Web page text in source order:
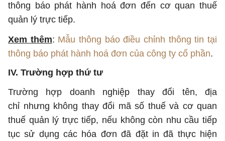
thông báo phát hành hoá đơn đến cơ quan thuế
quản lý trực tiếp.
Xem thêm: Mẫu thông báo điều chỉnh thông tin tại
thông báo phát hành hoá đơn của công ty cổ phần.
IV. Trường hợp thứ tư
Trường hợp doanh nghiệp thay đổi tên, địa
chỉ nhưng không thay đổi mã số thuế và cơ quan
thuế quản lý trực tiếp, nếu không còn nhu cầu tiếp
tục sử dụng các hóa đơn đã đặt in đã thực hiện